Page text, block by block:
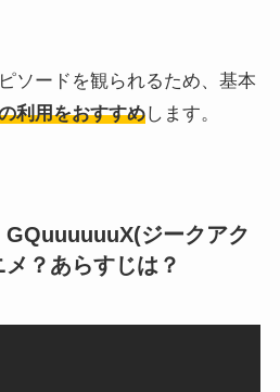
ソードを観られるため、基本
利用をおすすめします。
GQuuuuuuX(ジークアク
？あらすじは？